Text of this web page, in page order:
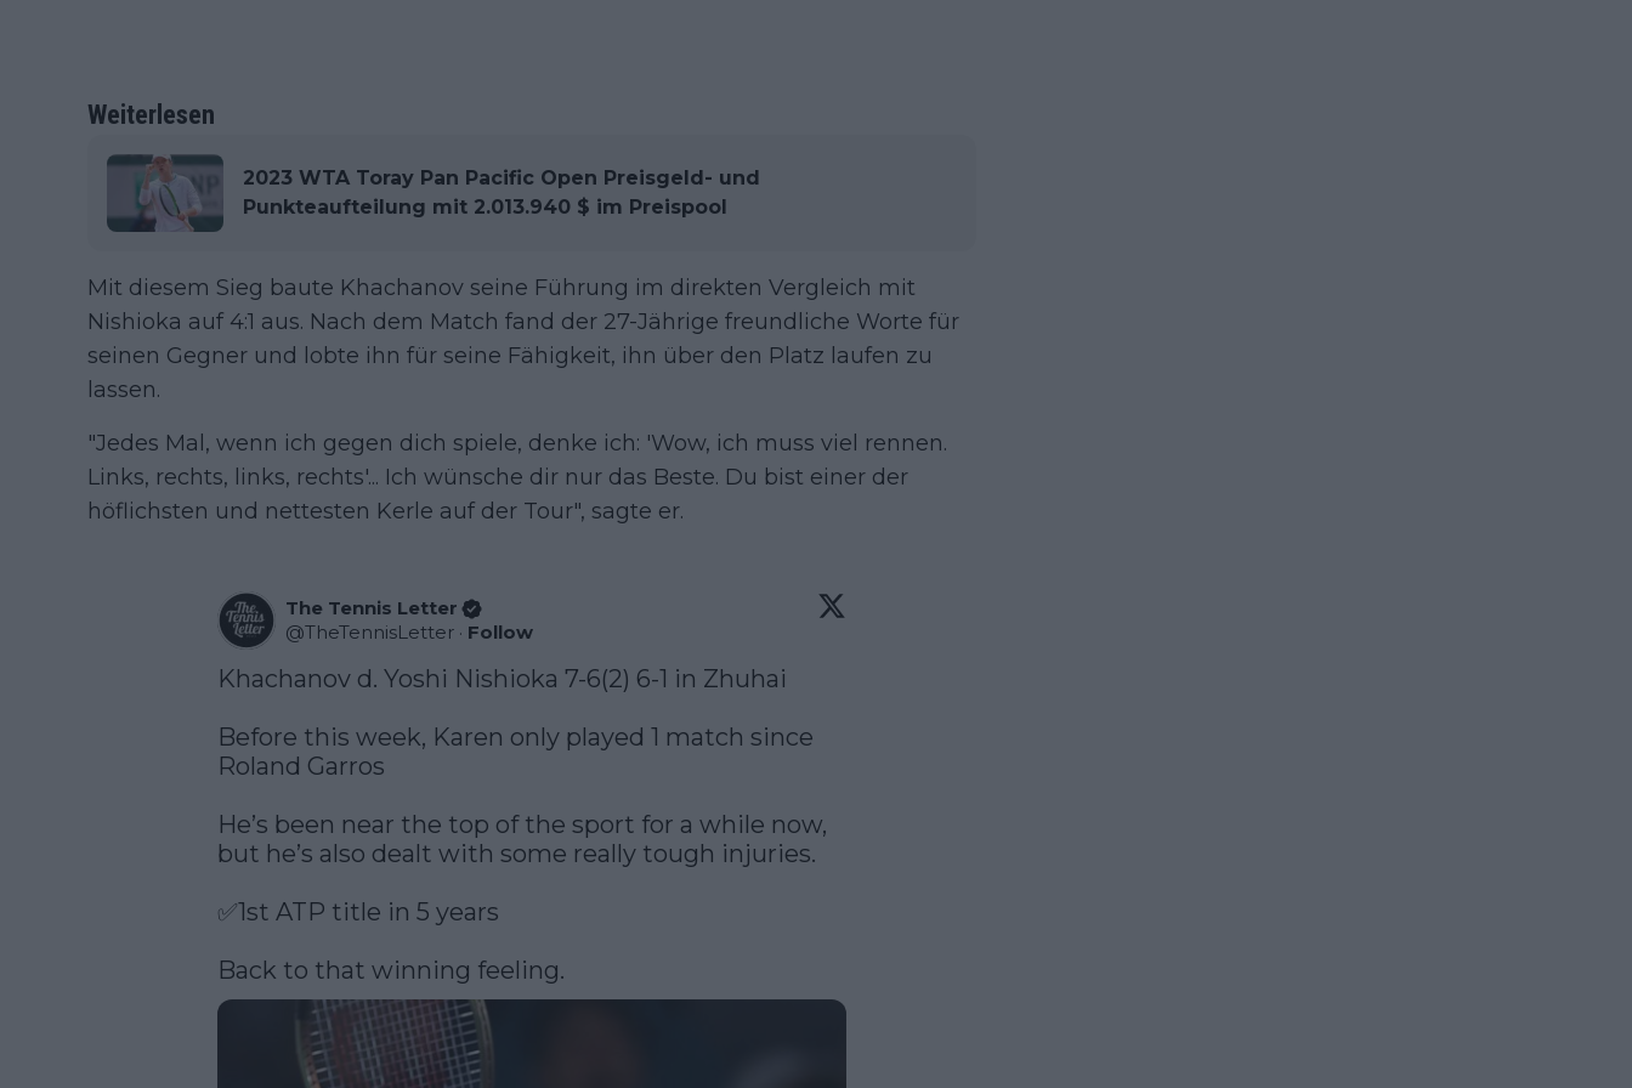
Weiterlesen
2023 WTA Toray Pan Pacific Open Preisgeld- und
Punkteaufteilung mit 2.013.940 $ im Preispool
Mit diesem Sieg baute Khachanov seine Führung im direkten Vergleich mit
Nishioka auf 4:1 aus. Nach dem Match fand der 27-Jährige freundliche Worte für
seinen Gegner und lobte ihn für seine Fähigkeit, ihn über den Platz laufen zu
lassen.
"Jedes Mal, wenn ich gegen dich spiele, denke ich: 'Wow, ich muss viel rennen.
Links, rechts, links, rechts'... Ich wünsche dir nur das Beste. Du bist einer der
höflichsten und nettesten Kerle auf der Tour", sagte er.
The Tennis Letter
@TheTennisLetter · Follow
Khachanov d. Yoshi Nishioka 7-6(2) 6-1 in Zhuhai
Before this week, Karen only played 1 match since
Roland Garros
He’s been near the top of the sport for a while now,
but he’s also dealt with some really tough injuries.
✅1st ATP title in 5 years
Back to that winning feeling.